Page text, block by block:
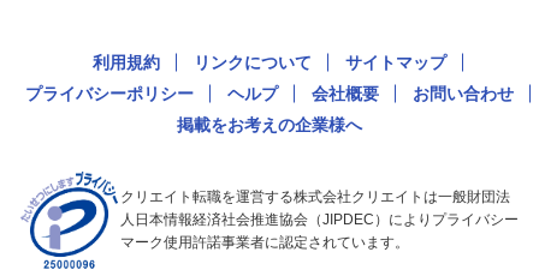
利用規約 リンクについて
サイトマップ
プライバシーポリシー
ヘルプ 会社概要
お問い合わせ
掲載をお考えの企業様へ
クリエイト転職を運営する株式会社クリエイトは一般財団法
人日本情報経済社会推進協会（JIPDEC）によりプライバシー
マーク使用許諾事業者に認定されています。